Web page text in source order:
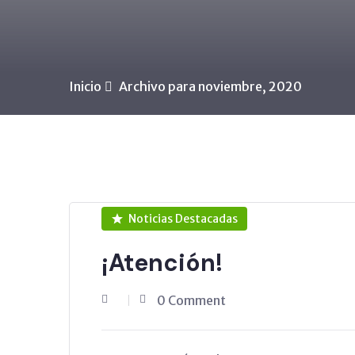
Inicio Archivo para noviembre, 2020
Noticias Destacadas
¡Atención!
0 Comment